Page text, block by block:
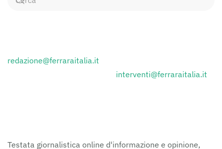
redazione@ferraraitalia.it
interventi@ferraraitalia.it
Testata giornalistica online d'informazione e opinione,